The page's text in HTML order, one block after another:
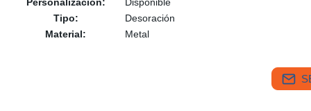
Tipo:
Desoración
Material:
Metal